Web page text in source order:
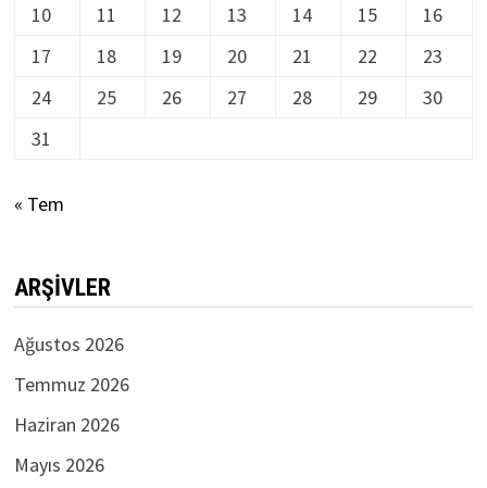
10
11 12 13 14 15
16
17
18 19 20 21 22
23
24
25 26 27 28 29
30
31
« Tem
ARŞIVLER
Ağustos 2026
Temmuz 2026
Haziran 2026
Mayıs 2026